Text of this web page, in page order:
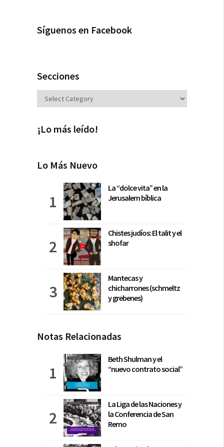
Síguenos en Facebook
Secciones
Secciones
¡Lo más leído!
Lo Más Nuevo
La “dolce vita” en la
Jerusalem bíblica
Chistes judíos: El talit y el
shofar
Mantecas y
chicharrones (schmeltz
y grebenes)
Notas Relacionadas
Beth Shulman y el
“nuevo contrato social”
La Liga de las Naciones y
la Conferencia de San
Remo